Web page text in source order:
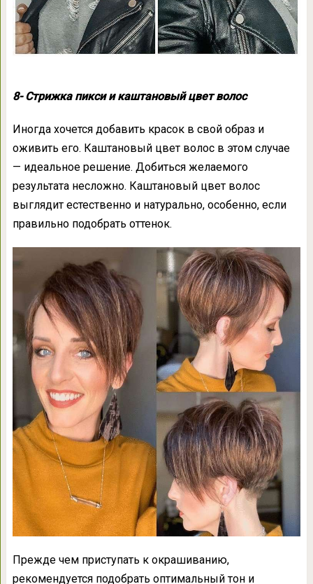
8- Стрижка пикси и каштановый цвет волос
Иногда хочется добавить красок в свой образ и
оживить его. Каштановый цвет волос в этом случае
— идеальное решение. Добиться желаемого
результата несложно. Каштановый цвет волос
выглядит естественно и натурально, особенно, если
правильно подобрать оттенок.
Прежде чем приступать к окрашиванию,
рекомендуется подобрать оптимальный тон и